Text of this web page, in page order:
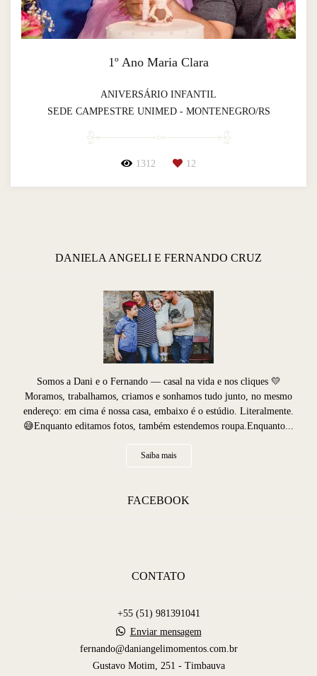
1º Ano Maria Clara
ANIVERSÁRIO INFANTIL
SEDE CAMPESTRE UNIMED - MONTENEGRO/RS
1312 12
DANIELA ANGELI E FERNANDO CRUZ
Somos a Dani e o Fernando — casal na vida e nos cliques 💛
Moramos, trabalhamos, criamos e sonhamos tudo junto, no mesmo
endereço: em cima é nossa casa, embaixo é o estúdio. Literalmente.
😅Enquanto editamos fotos, também estendemos roupa.Enquanto...
Saiba mais
FACEBOOK
CONTATO
+55 (51) 981391041
Enviar mensagem
fernando@daniangelimomentos.com.br
Gustavo Motim, 251 - Timbauva